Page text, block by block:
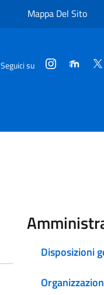
Mappa Del Sito
Seguici su Instagram
Disposizioni